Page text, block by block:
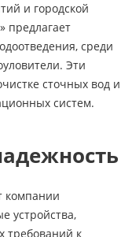
и городской
предлагает
среди
Эти
сточных вод и
систем.
компании
устройства,
требований к